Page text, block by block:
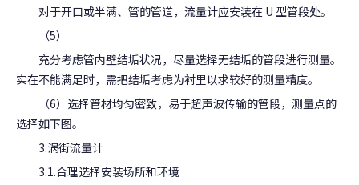
对于开口或半满、管的管道，流量计应安装在 U 型管段处。
（5）
充分考虑管内壁结垢状况，尽量选择无结垢的管段进行测量。
实在不能满足时，需把结垢考虑为衬里以求较好的测量精度。
（6）选择管材均匀密致，易于超声波传输的管段，测量点的
选择如下图。
3.涡街流量计
3.1.合理选择安装场所和环境